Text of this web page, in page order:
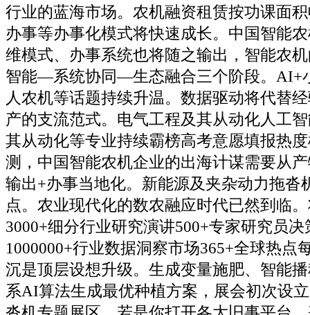
行业的蓝海市场。农机融资租赁按功课面
办事等办事化模式将快速成长。中国智能
维模式、办事系统也将随之输出，智能农
智能—系统协同—生态融合三个阶段。AI+
人农机等话题持续升温。数据驱动将代替
产的支流范式。电气工程及其从动化人工
其从动化等专业持续霸榜高考意愿填报热
测，中国智能农机企业的出海计谋需要从
输出+办事当地化。新能源及夹杂动力拖沓
点。农业现代化的数农融应时代已然到临
3000+细分行业研究演讲500+专家研究员决
1000000+行业数据洞察市场365+全球热点
沉是顶层设想升级。生成变量施肥、智能
系AI算法生成最优种植方案，展会初次设